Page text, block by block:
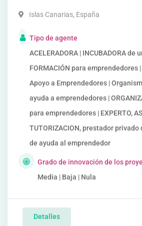
Islas Canarias, España
Tipo de agente
ACELERADORA | INCUBADORA de
FORMACIÓN para emprendedores
Apoyo a Emprendedores |
ayuda a emprendedores |
para emprendedores | EXPERTO,
TUTORIZACION, prestador privado
de ayuda al emprendedor
Grado de innovación de los
Media | Baja | Nula
Detalles